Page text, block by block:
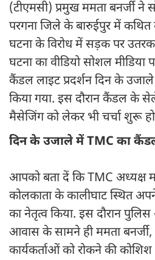
(टीएमसी) प्रमुख ममता बनर्जी ने
परगना जिले के बारुईपुर में कथित
घटना के विरोध में सड़क पर
घटना का वीडियो सोशल मीडिया
कैंडल लाइट प्रदर्शन दिन के
किया गया. इस दौरान कैंडल के
मैसेजिंग को लेकर भी चर्चा शुरू
दिन के उजाले में TMC का
आपको बता दें कि TMC अध्यक्ष
कोलकाता के कालीघाट स्थित
का नेतृत्व किया. इस दौरान
आवास के सामने ही ममता बनर्जी,
कार्यकर्ताओं को रोकने की कोशिश